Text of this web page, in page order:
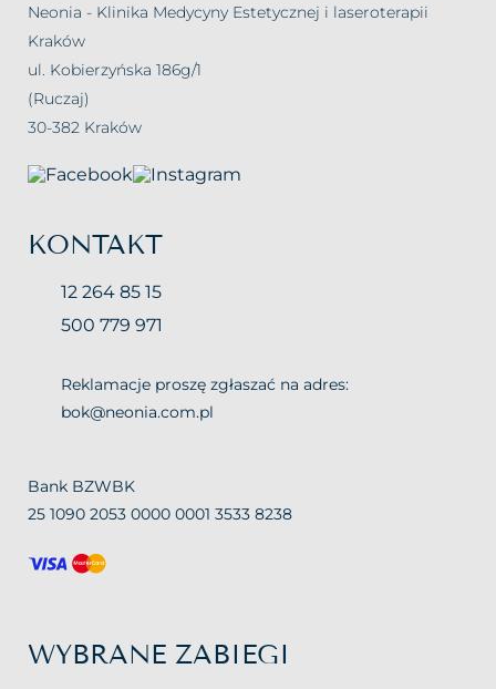
Neonia - Klinika Medycyny Estetycznej i laseroterapii
Kraków
ul. Kobierzyńska 186g/1
(Ruczaj)
30-382 Kraków
KONTAKT
12 264 85 15
500 779 971
Reklamacje proszę zgłaszać na adres:
bok@neonia.com.pl
Bank BZWBK
25 1090 2053 0000 0001 3533 8238
WYBRANE ZABIEGI